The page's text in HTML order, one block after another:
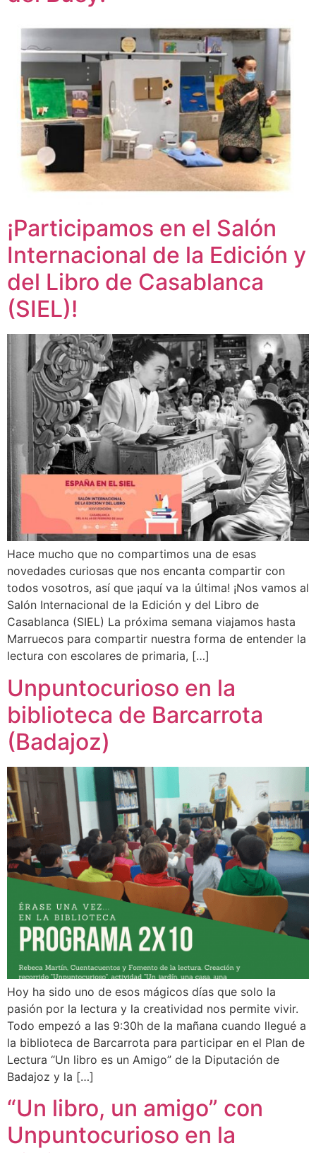
¡Participamos en el Salón
Internacional de la Edición y
del Libro de Casablanca
(SIEL)!
Hace mucho que no compartimos una de esas
novedades curiosas que nos encanta compartir con
todos vosotros, así que ¡aquí va la última! ¡Nos vamos al
Salón Internacional de la Edición y del Libro de
Casablanca (SIEL) La próxima semana viajamos hasta
Marruecos para compartir nuestra forma de entender la
lectura con escolares de primaria, […]
Unpuntocurioso en la
biblioteca de Barcarrota
(Badajoz)
Hoy ha sido uno de esos mágicos días que solo la
pasión por la lectura y la creatividad nos permite vivir.
Todo empezó a las 9:30h de la mañana cuando llegué a
la biblioteca de Barcarrota para participar en el Plan de
Lectura “Un libro es un Amigo” de la Diputación de
Badajoz y la […]
“Un libro, un amigo” con
Unpuntocurioso en la